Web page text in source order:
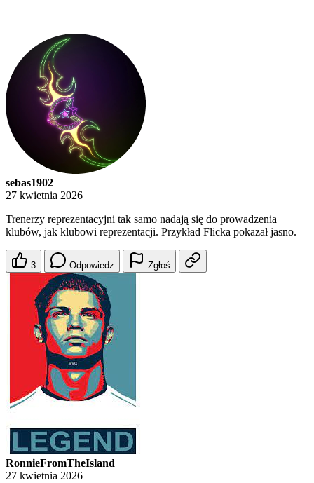
sebas1902
27 kwietnia 2026
Trenerzy reprezentacyjni tak samo nadają się do prowadzenia
klubów, jak klubowi reprezentacji. Przykład Flicka pokazał jasno.
3 Odpowiedz Zgłoś
RonnieFromTheIsland
27 kwietnia 2026